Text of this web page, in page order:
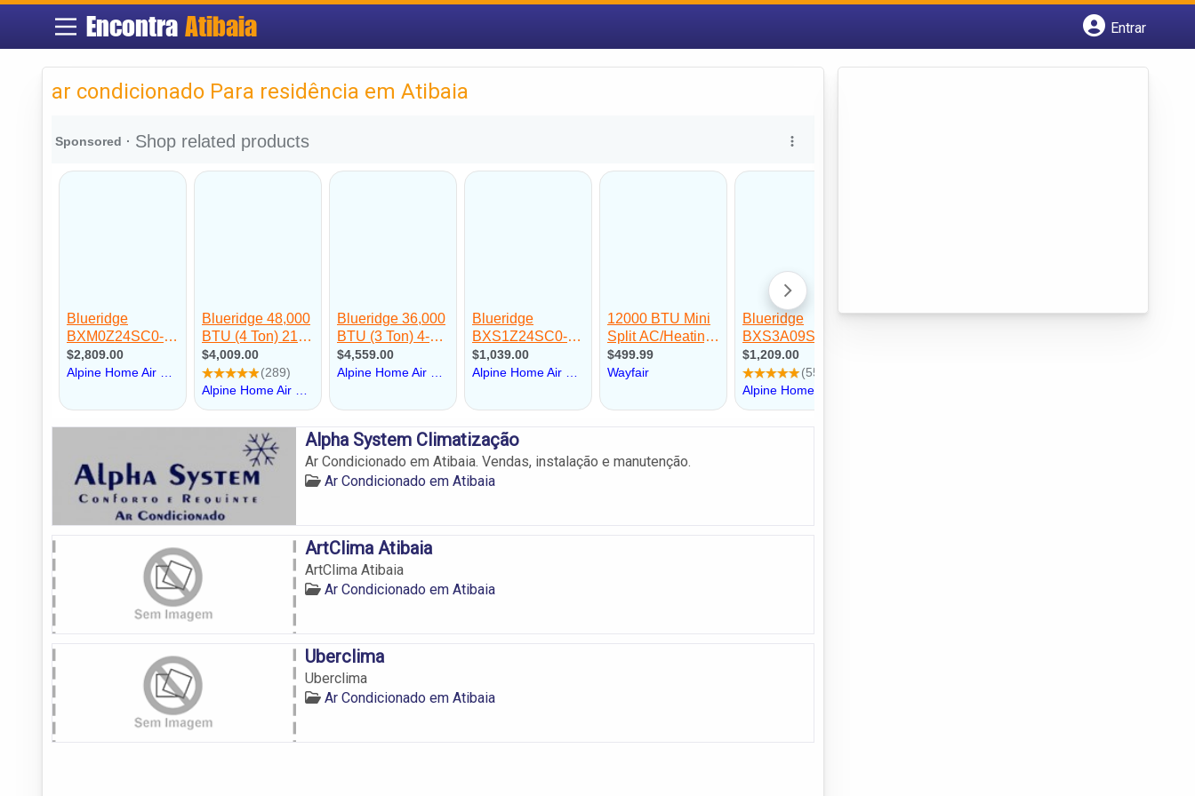
EncontraAtibaia
Entrar
ar condicionado Para residência em Atibaia
Alpha System Climatização
Ar Condicionado em Atibaia. Vendas, instalação e manutenção.
Ar Condicionado em Atibaia
ArtClima Atibaia
ArtClima Atibaia
Ar Condicionado em Atibaia
Uberclima
Uberclima
Ar Condicionado em Atibaia